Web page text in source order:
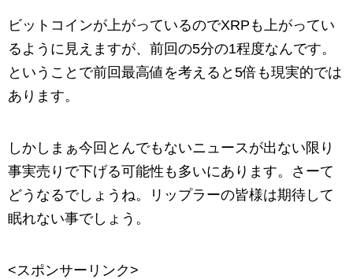
ビットコインが上がっているのでXRPも上がってい
るように見えますが、前回の5分の1程度なんです。
ということで前回最高値を考えると5倍も現実的では
あります。
しかしまぁ今回とんでもないニュースが出ない限り
事実売りで下げる可能性も多いにあります。さーて
どうなるでしょうね。リップラーの皆様は期待して
眠れない事でしょう。
<スポンサーリンク>